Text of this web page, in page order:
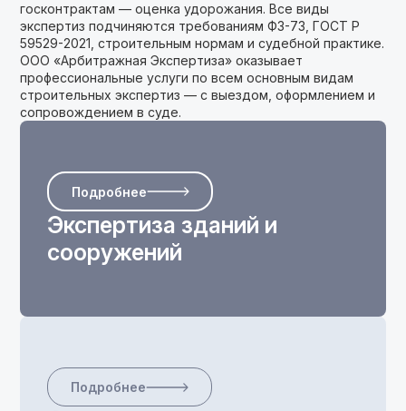
госконтрактам — оценка удорожания. Все виды
экспертиз подчиняются требованиям ФЗ-73, ГОСТ Р
59529-2021, строительным нормам и судебной практике.
ООО «Арбитражная Экспертиза» оказывает
профессиональные услуги по всем основным видам
строительных экспертиз — с выездом, оформлением и
сопровождением в суде.
Подробнее
Экспертиза зданий и
сооружений
Подробнее